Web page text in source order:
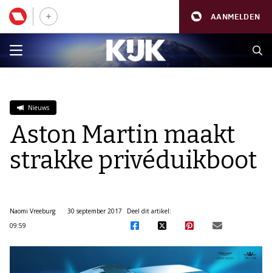
AANMELDEN
Nieuws
Aston Martin maakt
strakke privéduikboot
Naomi Vreeburg
30 september 2017
09:59
Deel dit artikel: